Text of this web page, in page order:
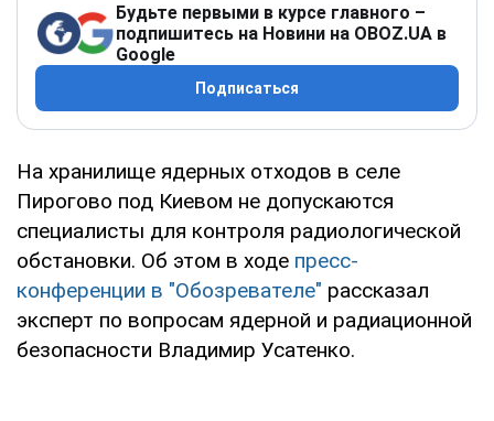
Будьте первыми в курсе главного –
подпишитесь на Новини на OBOZ.UA в
Google
Подписаться
На хранилище ядерных отходов в селе
Пирогово под Киевом не допускаются
специалисты для контроля радиологической
обстановки. Об этом в ходе пресс-
конференции в "Обозревателе" рассказал
эксперт по вопросам ядерной и радиационной
безопасности Владимир Усатенко.